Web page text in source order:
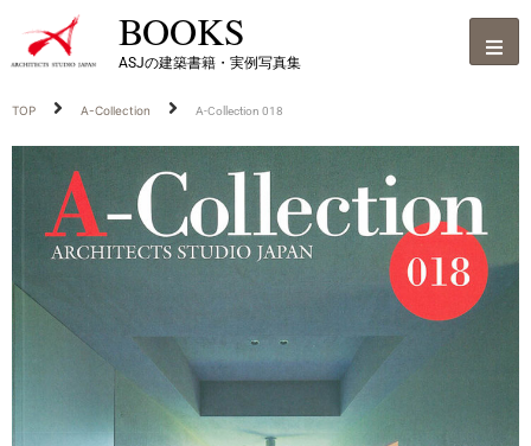
BOOKS
ASJの建築書籍・実例写真集
TOP A-Collection A-Collection 018